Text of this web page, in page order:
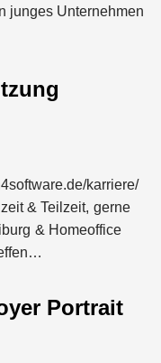
junges Unternehmen
karriere/
& Teilzeit, gerne
& Homeoffice
Portrait